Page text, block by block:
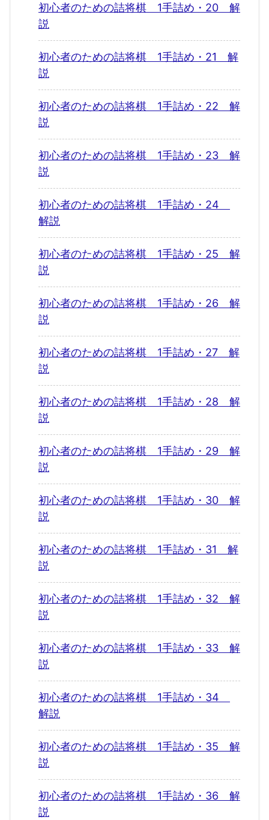
初心者のための詰将棋 1手詰め・20 解
説
初心者のための詰将棋 1手詰め・21 解
説
初心者のための詰将棋 1手詰め・22 解
説
初心者のための詰将棋 1手詰め・23 解
説
初心者のための詰将棋 1手詰め・24
解説
初心者のための詰将棋 1手詰め・25 解
説
初心者のための詰将棋 1手詰め・26 解
説
初心者のための詰将棋 1手詰め・27 解
説
初心者のための詰将棋 1手詰め・28 解
説
初心者のための詰将棋 1手詰め・29 解
説
初心者のための詰将棋 1手詰め・30 解
説
初心者のための詰将棋 1手詰め・31 解
説
初心者のための詰将棋 1手詰め・32 解
説
初心者のための詰将棋 1手詰め・33 解
説
初心者のための詰将棋 1手詰め・34
解説
初心者のための詰将棋 1手詰め・35 解
説
初心者のための詰将棋 1手詰め・36 解
説